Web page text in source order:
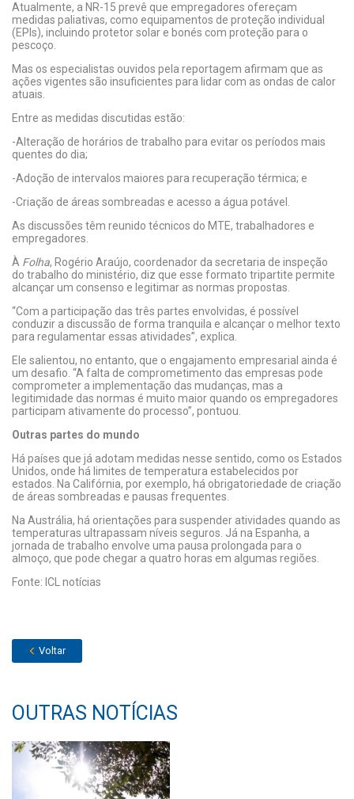
Atualmente, a NR-15 prevê que empregadores ofereçam
medidas paliativas, como equipamentos de proteção individual
(EPIs), incluindo protetor solar e bonés com proteção para o
pescoço.
Mas os especialistas ouvidos pela reportagem afirmam que as
ações vigentes são insuficientes para lidar com as ondas de calor
atuais.
Entre as medidas discutidas estão:
-Alteração de horários de trabalho para evitar os períodos mais
quentes do dia;
-Adoção de intervalos maiores para recuperação térmica; e
-Criação de áreas sombreadas e acesso a água potável.
As discussões têm reunido técnicos do MTE, trabalhadores e
empregadores.
À Folha, Rogério Araújo, coordenador da secretaria de inspeção
do trabalho do ministério, diz que esse formato tripartite permite
alcançar um consenso e legitimar as normas propostas.
“Com a participação das três partes envolvidas, é possível
conduzir a discussão de forma tranquila e alcançar o melhor texto
para regulamentar essas atividades”, explica.
Ele salientou, no entanto, que o engajamento empresarial ainda é
um desafio. “A falta de comprometimento das empresas pode
comprometer a implementação das mudanças, mas a
legitimidade das normas é muito maior quando os empregadores
participam ativamente do processo”, pontuou.
Outras partes do mundo
Há países que já adotam medidas nesse sentido, como os Estados
Unidos, onde há limites de temperatura estabelecidos por
estados. Na Califórnia, por exemplo, há obrigatoriedade de criação
de áreas sombreadas e pausas frequentes.
Na Austrália, há orientações para suspender atividades quando as
temperaturas ultrapassam níveis seguros. Já na Espanha, a
jornada de trabalho envolve uma pausa prolongada para o
almoço, que pode chegar a quatro horas em algumas regiões.
Fonte: ICL notícias
Voltar
OUTRAS NOTÍCIAS